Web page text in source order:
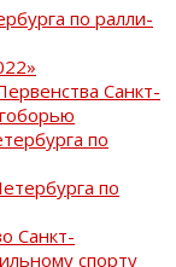
по ралли-
Санкт-
по
по
Санкт-
спорту